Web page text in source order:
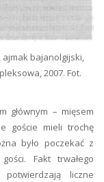
ajmak bajanolgijski,
2007. Fot.
głównym – mięsem
goście mieli trochę
było poczekać z
Fakt trwałego
liczne